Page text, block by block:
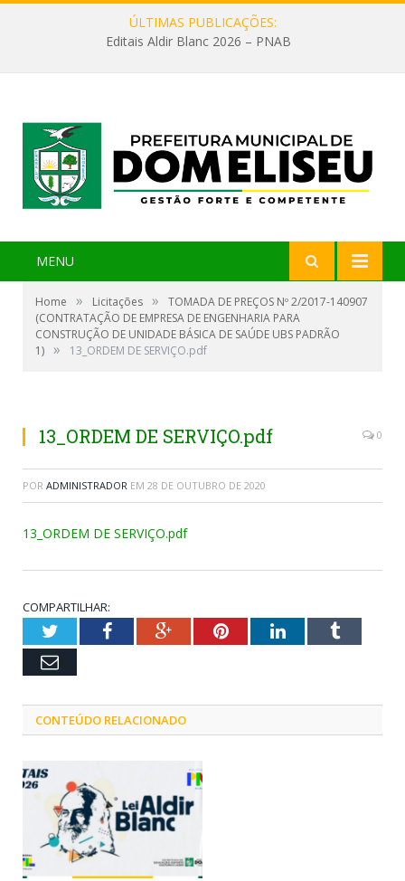
ÚLTIMAS PUBLICAÇÕES:
Editais Aldir Blanc 2026 – PNAB
MENU
Home » Licitações »
TOMADA DE PREÇOS Nº 2/2017-140907
(CONTRATAÇÃO DE EMPRESA DE ENGENHARIA PARA
CONSTRUÇÃO DE UNIDADE BÁSICA DE SAÚDE UBS PADRÃO
1) » 13_ORDEM DE SERVIÇO.pdf
13_ORDEM DE SERVIÇO.pdf 0
POR ADMINISTRADOR EM 28 DE OUTUBRO DE 2020
13_ORDEM DE SERVIÇO.pdf
COMPARTILHAR:
TwitterFacebookGoogle+PinterestLinkedInTumblr
Email
CONTEÚDO RELACIONADO